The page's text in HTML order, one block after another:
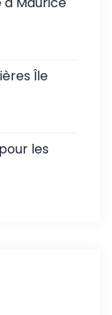
Île
les